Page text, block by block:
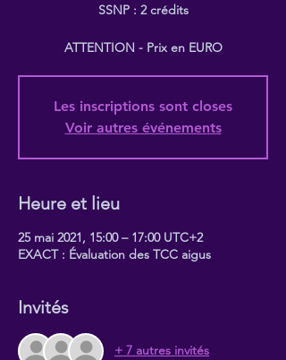
SSNP : 2 crédits
ATTENTION - Prix en EURO
Les inscriptions sont closes
Voir autres événements
Heure et lieu
25 mai 2021, 15:00 – 17:00 UTC+2
EXACT : Évaluation des TCC aigus
Invités
+ 7 autres invités